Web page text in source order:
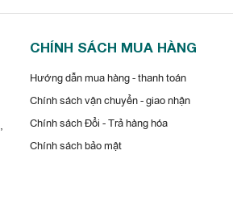
CHÍNH SÁCH MUA HÀNG
Hướng dẫn mua hàng - thanh toán
Chính sách vận chuyển - giao nhận
Chính sách Đổi - Trả hàng hóa
Chính sách bảo mật